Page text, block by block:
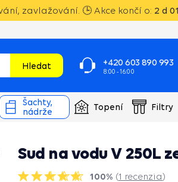
zavlažování. 🕒 Akce končí o: 2 d 01
Hledat +420 603 890 993
8:00 - 16:00
Šachty,
nádrže
Topení Filtry
Sud na vodu V 250L
100% (1 recenzia)